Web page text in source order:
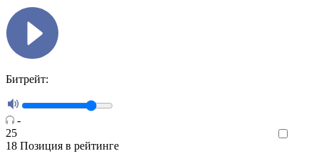
Битрейт:
-
25
18 Позиция в рейтинге